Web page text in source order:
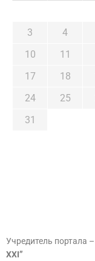
3
4
10
11
17
18
24
25
31
Учредитель портала –
XXI”